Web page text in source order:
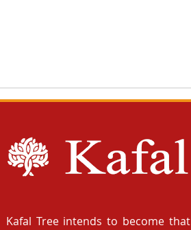
Kafal Tree intends to become